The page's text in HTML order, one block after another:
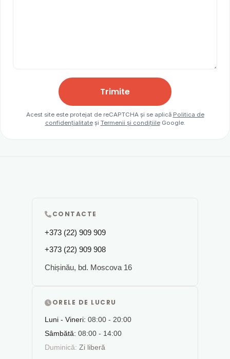
Trimite
Acest site este protejat de reCAPTCHA și se aplică Politica de
confidențialitateși Termenii și condițiileGoogle.
CONTACTE
+373 (22) 909 909
+373 (22) 909 908
Chișinău, bd. Moscova 16
ORELE DE LUCRU
Luni - Vineri: 08:00 - 20:00
Sâmbătă: 08:00 - 14:00
Duminică: Zi liberă